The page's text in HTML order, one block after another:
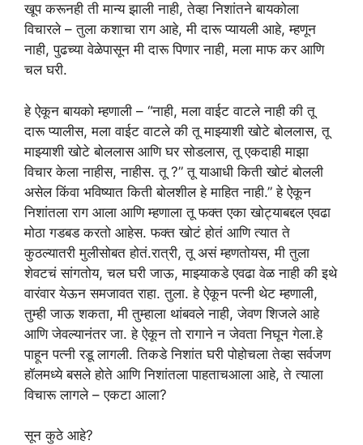
खूप करूनही ती मान्य झाली नाही, तेव्हा निशांतने बायकोला
विचारले – तुला कशाचा राग आहे, मी दारू प्यायली आहे, म्हणून
नाही, पुढच्या वेळेपासून मी दारू पिणार नाही, मला माफ कर आणि
चल घरी.
हे ऐकून बायको म्हणाली – “नाही, मला वाईट वाटले नाही की तू
दारू प्यालीस, मला वाईट वाटले की तू माझ्याशी खोटे बोललास, तू
माझ्याशी खोटे बोललास आणि घर सोडलास, तू एकदाही माझा
विचार केला नाहीस, नाहीस. तू ?” तू याआधी किती खोटं बोलली
असेल किंवा भविष्यात किती बोलशील हे माहित नाही.” हे ऐकून
निशांतला राग आला आणि म्हणाला तू फक्त एका खोट्याबद्दल एवढा
मोठा गडबड करतो आहेस. फक्त खोटं होतं आणि त्यात ते
कुठल्यातरी मुलीसोबत होतं.रात्री, तू असं म्हणतोयस, मी तुला
शेवटचं सांगतोय, चल घरी जाऊ, माझ्याकडे एवढा वेळ नाही की इथे
वारंवार येऊन समजावत राहा. तुला. हे ऐकून पत्नी थेट म्हणाली,
तुम्ही जाऊ शकता, मी तुम्हाला थांबवले नाही, जेवण शिजले आहे
आणि जेवल्यानंतर जा. हे ऐकून तो रागाने न जेवता निघून गेला.हे
पाहून पत्नी रडू लागली. तिकडे निशांत घरी पोहोचला तेव्हा सर्वजण
हॉलमध्ये बसले होते आणि निशांतला पाहताचआला आहे, ते त्याला
विचारू लागले – एकटा आला?
सून कुठे आहे?